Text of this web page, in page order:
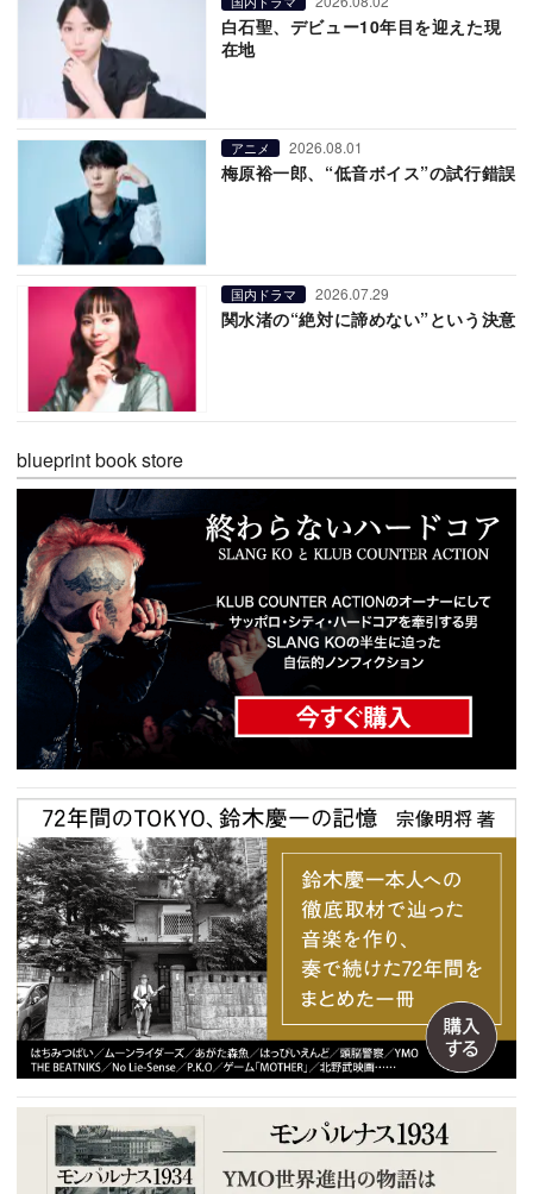
白石聖、デビュー10年目を迎えた現
在地
アニメ 2026.08.01
梅原裕一郎、“低音ボイス”の試行錯誤
国内ドラマ 2026.07.29
関水渚の“絶対に諦めない”という決意
blueprint book store